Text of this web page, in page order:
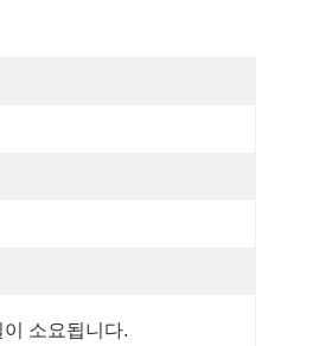
소요됩니다.